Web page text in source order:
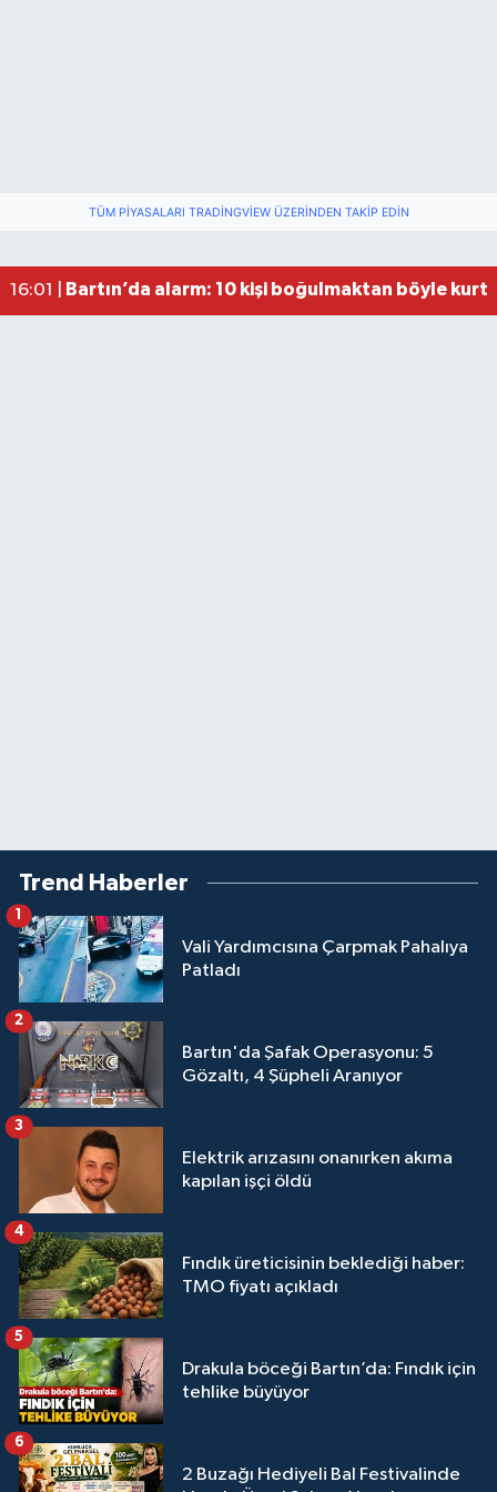
TÜM PIYASALARI TRADINGVIEW ÜZERINDEN TAKIP EDIN
16:01 |
Bartın’da alarm: 10 kişi boğulmaktan böyle
Trend Haberler
Vali Yardımcısına Çarpmak Pahalıya
Patladı
1
Bartın'da Şafak Operasyonu: 5
Gözaltı, 4 Şüpheli Aranıyor
2
Elektrik arızasını onanırken akıma
kapılan işçi öldü
3
Fındık üreticisinin beklediği haber:
TMO fiyatı açıkladı
4
Drakula böceği Bartın’da: Fındık için
tehlike büyüyor
5
2 Buzağı Hediyeli Bal Festivalinde
6